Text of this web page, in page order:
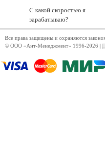
С какой скоростью я
зарабатываю?
Все права защищены и охраняются
© ООО «Ант-Менеджмент» 1996-2026 |